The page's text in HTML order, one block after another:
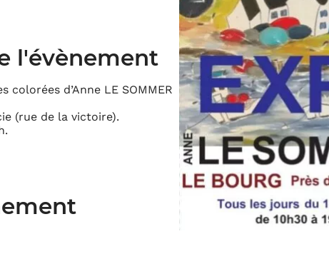
l'évènement
d’Anne LE SOMMER
(rue de la victoire).